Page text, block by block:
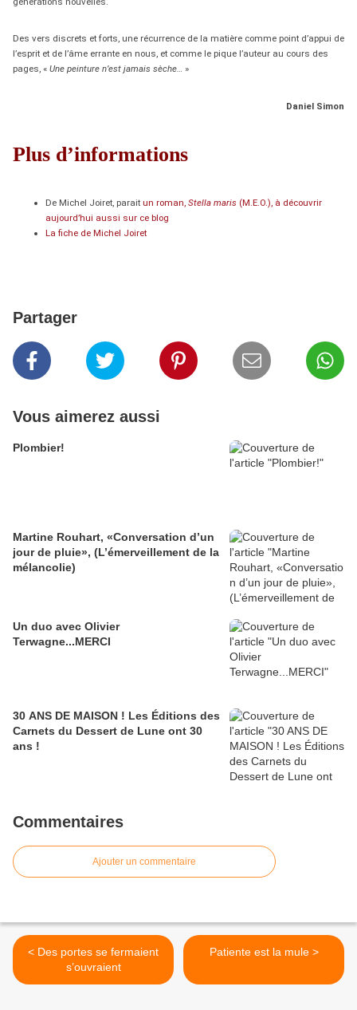
Des vers discrets et forts, une récurrence de la matière comme point d’appui de
l’esprit et de l’âme errante en nous, et comme le pique l’auteur au cours des
pages, « Une peinture n’est jamais sèche… »
Daniel Simon
Plus d’informations
De Michel Joiret, parait un roman, Stella maris (M.E.O.), à découvrir
aujourd’hui aussi sur ce blog
La fiche de Michel Joiret
Partager
Vous aimerez aussi
Plombier!
Martine Rouhart, «Conversation d’un
jour de pluie», (L’émerveillement de la
mélancolie)
Un duo avec Olivier
Terwagne...MERCI
30 ANS DE MAISON ! Les Éditions des
Carnets du Dessert de Lune ont 30
ans !
Commentaires
Ajouter un commentaire
< Des portes se fermaient
s’ouvraient
Patiente est la mule >